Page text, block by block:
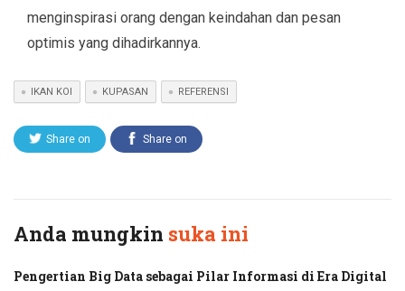
menginspirasi orang dengan keindahan dan pesan
optimis yang dihadirkannya.
IKAN KOI KUPASAN REFERENSI
Share on Share on
Anda mungkin suka ini
Pengertian Big Data sebagai Pilar Informasi di Era Digital